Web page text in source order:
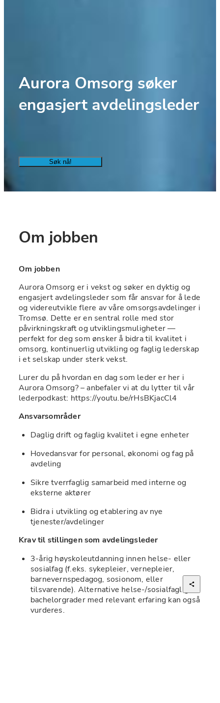
Aurora Omsorg søker
engasjert avdelingsleder
Søk nå!
Om jobben
Om jobben
Aurora Omsorg er i vekst og søker en dyktig og
engasjert avdelingsleder som får ansvar for å lede
og videreutvikle flere av våre omsorgsavdelinger i
Tromsø. Dette er en sentral rolle med stor
påvirkningskraft og utviklingsmuligheter —
perfekt for deg som ønsker å bidra til kvalitet i
omsorg, kontinuerlig utvikling og faglig lederskap
i et selskap under sterk vekst.
Lurer du på hvordan en dag som leder er her i
Aurora Omsorg? – anbefaler vi at du lytter til vår
lederpodkast: https://youtu.be/rHsBKjacCl4
Ansvarsområder
Daglig drift og faglig kvalitet i egne enheter
Hovedansvar for personal, økonomi og fag på
avdeling
Sikre tverrfaglig samarbeid med interne og
eksterne aktører
Bidra i utvikling og etablering av nye
tjenester/avdelinger
Krav til stillingen som avdelingsleder
3-årig høyskoleutdanning innen helse- eller
sosialfag (f.eks. sykepleier, vernepleier,
barnevernspedagog, sosionom, eller
tilsvarende). Alternative helse-/sosialfaglige
bachelorgrader med relevant erfaring kan også
vurderes.